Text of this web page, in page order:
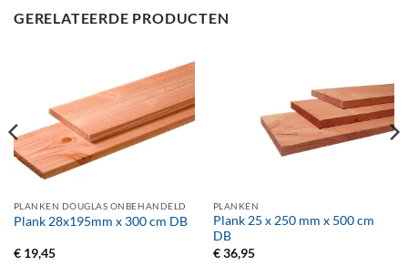
GERELATEERDE PRODUCTEN
PLANKEN DOUGLAS ONBEHANDELD
Plank 28x195mm x 300 cm DB
€19,45
PLANKEN
Plank 25 x 250 mm x 500 cm
DB
€36,95